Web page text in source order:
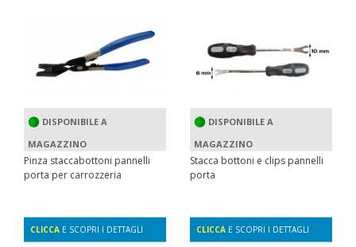
DISPONIBILE A
MAGAZZINO
Pinza staccabottoni pannelli
porta per carrozzeria
CLICCA E SCOPRI I DETTAGLI
DISPONIBILE A
MAGAZZINO
Stacca bottoni e clips pannelli
porta
CLICCA E SCOPRI I DETTAGLI